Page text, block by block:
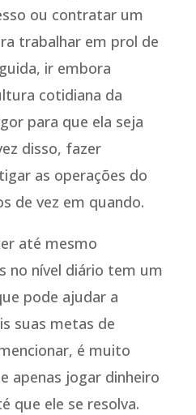
ou contratar um
trabalhar em prol de
ir embora
cotidiana da
para que ela seja
disso, fazer
as operações do
de vez em quando.
até mesmo
no nível diário tem um
pode ajudar a
suas metas de
é muito
apenas jogar dinheiro
que ele se resolva.